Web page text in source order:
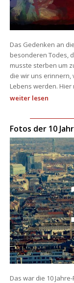
Das Gedenken an
besonderen Todes,
musste sterben um
die wir uns erinnern,
Lebens werden.
weiter lesen
Fotos der 10
Das war die 10